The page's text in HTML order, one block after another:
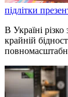
підлітки
В Україні
крайній